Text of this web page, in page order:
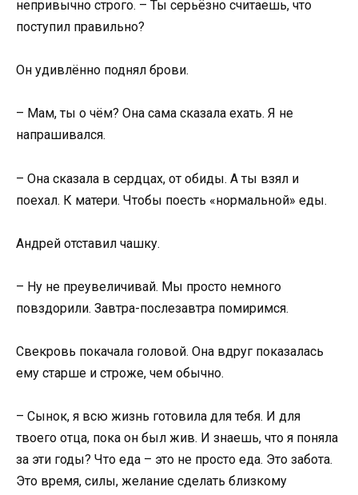
непривычно строго. – Ты серьёзно считаешь, что
поступил правильно?
Он удивлённо поднял брови.
– Мам, ты о чём? Она сама сказала ехать. Я не
напрашивался.
– Она сказала в сердцах, от обиды. А ты взял и
поехал. К матери. Чтобы поесть «нормальной» еды.
Андрей отставил чашку.
– Ну не преувеличивай. Мы просто немного
повздорили. Завтра-послезавтра помиримся.
Свекровь покачала головой. Она вдруг показалась
ему старше и строже, чем обычно.
– Сынок, я всю жизнь готовила для тебя. И для
твоего отца, пока он был жив. И знаешь, что я поняла
за эти годы? Что еда – это не просто еда. Это забота.
Это время, силы, желание сделать близкому